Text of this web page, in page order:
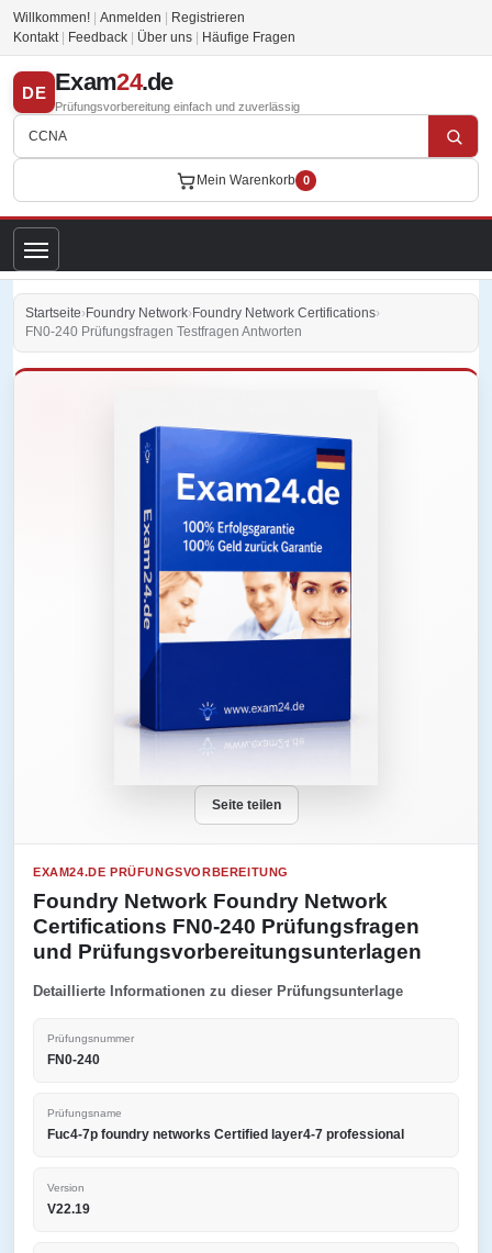
Willkommen! Anmelden
Registrieren
Kontakt
Feedback Über uns Häufige Fragen
DE Exam24.de
Prüfungsvorbereitung einfach und zuverlässig
Mein Warenkorb 0
Startseite›Foundry Network›Foundry Network Certifications›
FN0-240 Prüfungsfragen Testfragen Antworten
Seite teilen
EXAM24.DE PRÜFUNGSVORBEREITUNG
Foundry Network Foundry Network
Certifications FN0-240 Prüfungsfragen
und Prüfungsvorbereitungsunterlagen
Detaillierte Informationen zu dieser Prüfungsunterlage
Prüfungsnummer
FN0-240
Prüfungsname
Fuc4-7p foundry networks Certified layer4-7 professional
Version
V22.19